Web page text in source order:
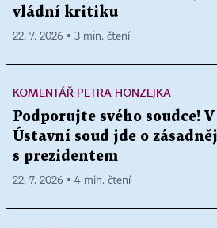
vládní kritiku
22. 7. 2026 ▪ 3 min. čtení
KOMENTÁŘ PETRA HONZEJKA
Podporujte svého soudce!
Ústavní soud jde o
s prezidentem
22. 7. 2026 ▪ 4 min. čtení